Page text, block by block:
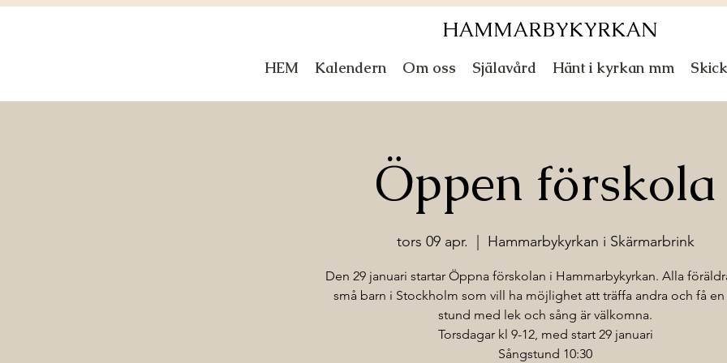
HAMMARBYKYRKAN
HEM Kalendern Om oss Själavård Hänt i kyrkan mm
Öppen förskola
tors 09 apr. Hammarbykyrkan i Skärmarbrink
Den 29 januari startar Öppna förskolan i Hammarbykyrkan. Alla
små barn i Stockholm som vill ha möjlighet att träffa andra och få
stund med lek och sång är välkomna.
Torsdagar kl 9-12, med start 29 januari
Sångstund 10:30